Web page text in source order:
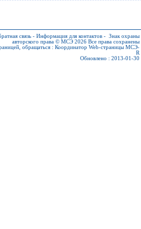
связь - Информация для контактов - Знак охраны
авторского права © МСЭ 2026 Все права сохранены
обращаться : Координатор Web-страницы МСЭ-
R
Обновлено : 2013-01-30